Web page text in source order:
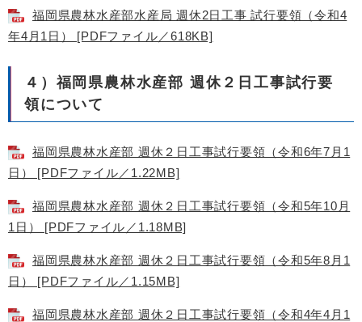
福岡県農林水産部水産局 週休2日工事 試行要領（令和4
年4月1日） [PDFファイル／618KB]
４）福岡県農林水産部 週休２日工事試行要
領について
福岡県農林水産部 週休２日工事試行要領（令和6年7月1
日） [PDFファイル／1.22MB]
福岡県農林水産部 週休２日工事試行要領（令和5年10月
1日） [PDFファイル／1.18MB]
福岡県農林水産部 週休２日工事試行要領（令和5年8月1
日） [PDFファイル／1.15MB]
福岡県農林水産部 週休２日工事試行要領（令和4年4月1